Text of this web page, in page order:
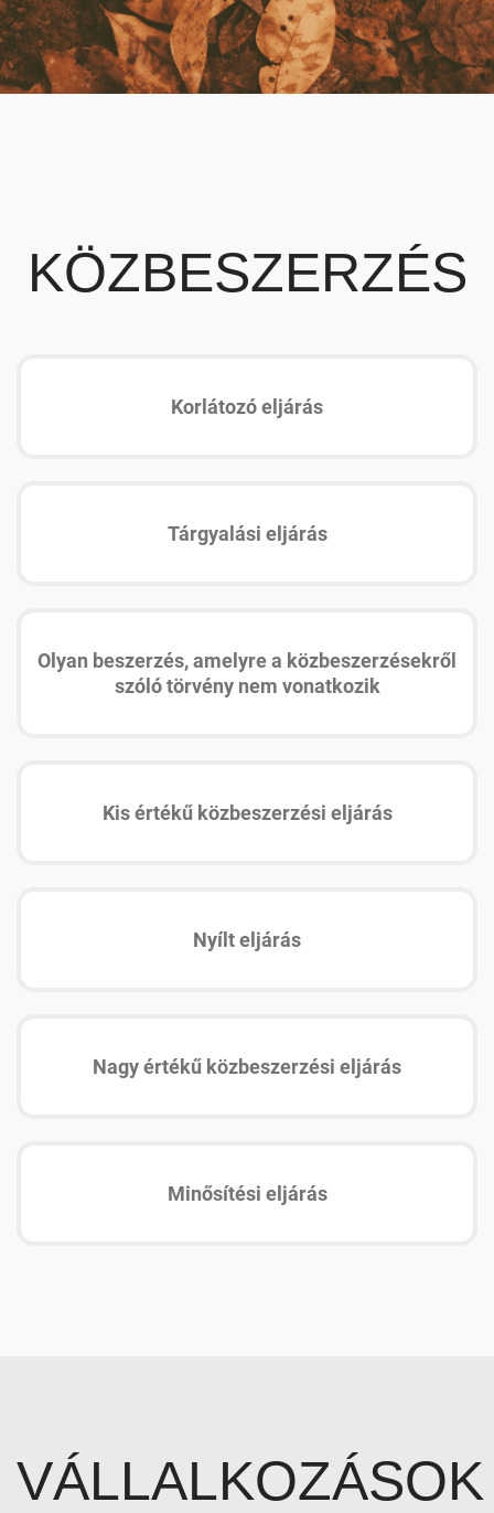
KÖZBESZERZÉS
Korlátozó eljárás
Tárgyalási eljárás
Olyan beszerzés, amelyre a közbeszerzésekről
szóló törvény nem vonatkozik
Kis értékű közbeszerzési eljárás
Nyílt eljárás
Nagy értékű közbeszerzési eljárás
Minősítési eljárás
VÁLLALKOZÁSOK